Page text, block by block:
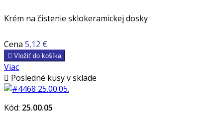
Krém na čistenie sklokeramickej dosky
Cena 5,12 €
 Vložiť do košíka
Viac
 Posledné kusy v sklade
Kód: 25.00.05